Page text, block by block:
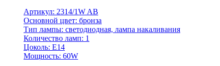
Артикул: 2314/1W AB
Основной цвет: бронза
Тип лампы: светодиодная, лампа накаливания
Количество ламп: 1
Цоколь: Е14
Мощность: 60W